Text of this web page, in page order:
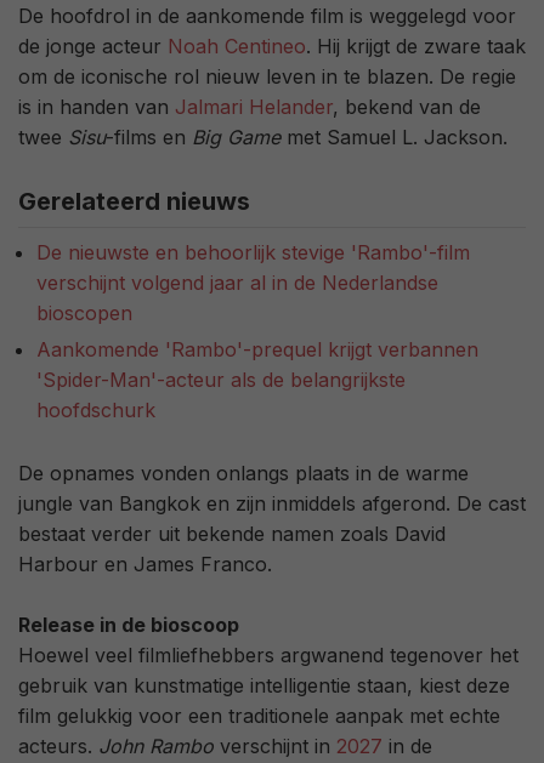
De hoofdrol in de aankomende film is weggelegd voor
de jonge acteur Noah Centineo. Hij krijgt de zware taak
om de iconische rol nieuw leven in te blazen. De regie
is in handen van Jalmari Helander, bekend van de
twee Sisu-films en Big Gamemet Samuel L. Jackson.
Gerelateerd nieuws
De nieuwste en behoorlijk stevige 'Rambo'-film
verschijnt volgend jaar al in de Nederlandse
bioscopen
Aankomende 'Rambo'-prequel krijgt verbannen
'Spider-Man'-acteur als de belangrijkste
hoofdschurk
De opnames vonden onlangs plaats in de warme
jungle van Bangkok en zijn inmiddels afgerond. De cast
bestaat verder uit bekende namen zoals David
Harbour en James Franco.
Release in de bioscoop
Hoewel veel filmliefhebbers argwanend tegenover het
gebruik van kunstmatige intelligentie staan, kiest deze
film gelukkig voor een traditionele aanpak met echte
acteurs. John Rambo verschijnt in 2027 in de